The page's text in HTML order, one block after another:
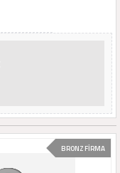
BRONZ FİRMA